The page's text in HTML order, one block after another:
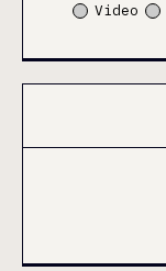
Video